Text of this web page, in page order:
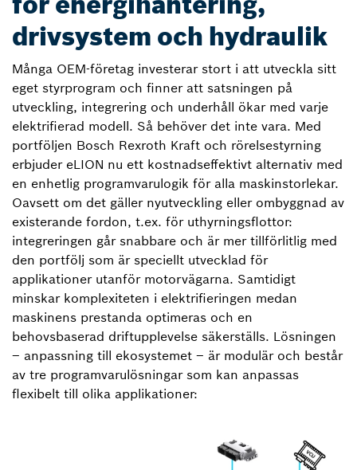
drivsystem och hydraulik
Många OEM-företag investerar stort i att utveckla sitt
eget styrprogram och finner att satsningen på
utveckling, integrering och underhåll ökar med varje
elektrifierad modell. Så behöver det inte vara. Med
portföljen Bosch Rexroth Kraft och rörelsestyrning
erbjuder eLION nu ett kostnadseffektivt alternativ med
en enhetlig programvarulogik för alla maskinstorlekar.
Oavsett om det gäller nyutveckling eller ombyggnad av
existerande fordon, t.ex. för uthyrningsflottor:
integreringen går snabbare och är mer tillförlitlig med
den portfölj som är speciellt utvecklad för
applikationer utanför motorvägarna. Samtidigt
minskar komplexiteten i elektrifieringen medan
maskinens prestanda optimeras och en
behovsbaserad driftupplevelse säkerställs. Lösningen
– anpassning till ekosystemet – är modulär och består
av tre programvarulösningar som kan anpassas
flexibelt till olika applikationer: